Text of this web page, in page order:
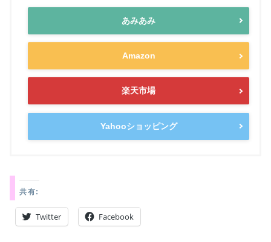
あみあみ
Amazon
楽天市場
Yahooショッピング
共有:
Twitter Facebook